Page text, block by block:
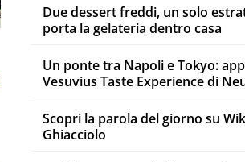
Due dessert freddi, un solo
porta la gelateria dentro casa
Un ponte tra Napoli e Tokyo:
Vesuvius Taste Experience di
Scopri la parola del giorno su
Ghiacciolo